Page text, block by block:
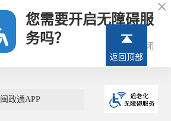
其他
闽政通APP
返回顶部
您需要开启无障碍服
务吗？
27秒后关闭
